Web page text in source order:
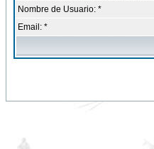
Nombre de Usuario: *
Email: *